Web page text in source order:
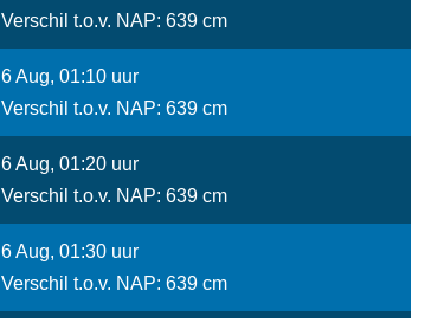
Verschil t.o.v. NAP: 639 cm
6 Aug, 01:10 uur
Verschil t.o.v. NAP: 639 cm
6 Aug, 01:20 uur
Verschil t.o.v. NAP: 639 cm
6 Aug, 01:30 uur
Verschil t.o.v. NAP: 639 cm